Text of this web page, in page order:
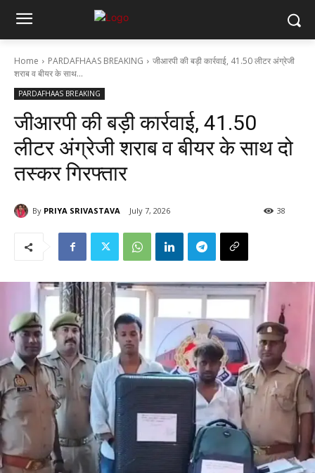
Home PARDAFHAAS BREAKING
जीआरपी की बड़ी कार्रवाई, 41.50 लीटर अंग्रेजी
शराब व बीयर के साथ...
PARDAFHAAS BREAKING
जीआरपी की बड़ी कार्रवाई, 41.50
लीटर अंग्रेजी शराब व बीयर के साथ दो
तस्कर गिरफ्तार
By PRIYA SRIVASTAVA July 7, 2026 38